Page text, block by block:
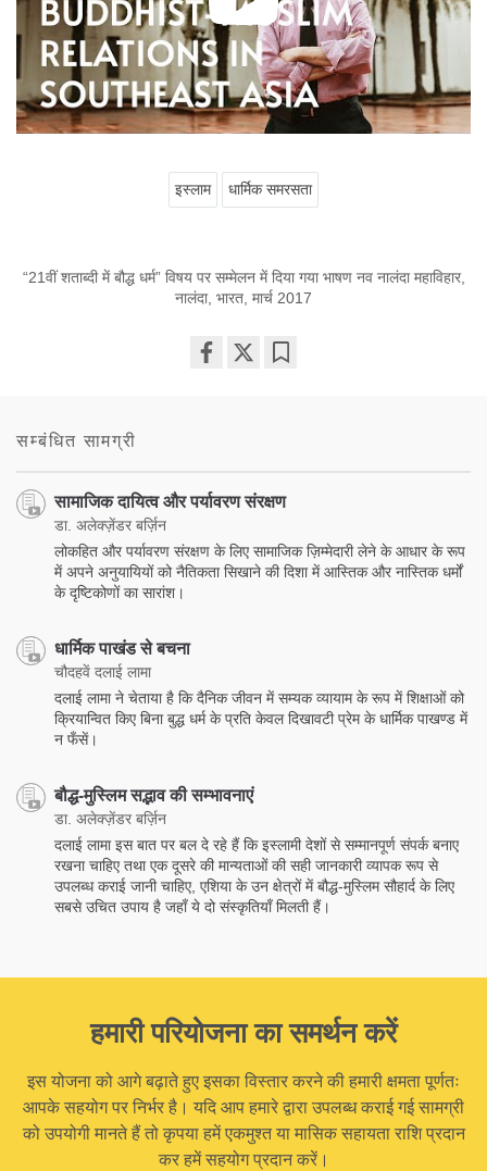
इस्लाम धार्मिक समरसता
“21वीं शताब्दी में बौद्ध धर्म” विषय पर सम्मेलन में दिया गया भाषण नव नालंदा महाविहार,
नालंदा, भारत, मार्च 2017
सम्बंधित सामग्री
सामाजिक दायित्व और पर्यावरण संरक्षण
डा. अलेक्ज़ेंडर बर्ज़िन
लोकहित और पर्यावरण संरक्षण के लिए सामाजिक ज़िम्मेदारी लेने के आधार के रूप
में अपने अनुयायियों को नैतिकता सिखाने की दिशा में आस्तिक और नास्तिक धर्मों
के दृष्टिकोणों का सारांश।
धार्मिक पाखंड से बचना
चौदहवें दलाई लामा
दलाई लामा ने चेताया है कि दैनिक जीवन में सम्यक व्यायाम के रूप में शिक्षाओं को
क्रियान्वित किए बिना बुद्ध धर्म के प्रति केवल दिखावटी प्रेम के धार्मिक पाखण्ड में
न फँसें।
बौद्ध-मुस्लिम सद्भाव की सम्भावनाएं
डा. अलेक्ज़ेंडर बर्ज़िन
दलाई लामा इस बात पर बल दे रहे हैं कि इस्लामी देशों से सम्मानपूर्ण संपर्क बनाए
रखना चाहिए तथा एक दूसरे की मान्यताओं की सही जानकारी व्यापक रूप से
उपलब्ध कराई जानी चाहिए, एशिया के उन क्षेत्रों में बौद्ध-मुस्लिम सौहार्द के लिए
सबसे उचित उपाय है जहाँ ये दो संस्कृतियाँ मिलती हैं।
हमारी परियोजना का समर्थन करें
इस योजना को आगे बढ़ाते हुए इसका विस्तार करने की हमारी क्षमता पूर्णतः
आपके सहयोग पर निर्भर है। यदि आप हमारे द्वारा उपलब्ध कराई गई सामग्री
को उपयोगी मानते हैं तो कृपया हमें एकमुश्त या मासिक सहायता राशि प्रदान
कर हमें सहयोग प्रदान करें।